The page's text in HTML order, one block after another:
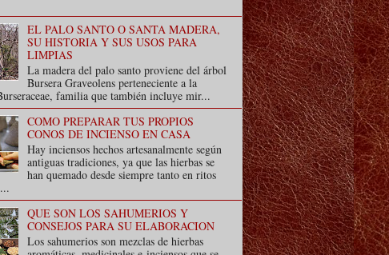
EL PALO SANTO O SANTA MADERA,
SU HISTORIA Y SUS USOS PARA
LIMPIAS
La madera del palo santo proviene del árbol
Bursera Graveolens perteneciente a la
familia que también incluye mir...
COMO PREPARAR TUS PROPIOS
CONOS DE INCIENSO EN CASA
Hay inciensos hechos artesanalmente según
antiguas tradiciones, ya que las hierbas se
han quemado desde siempre tanto en ritos
QUE SON LOS SAHUMERIOS Y
CONSEJOS PARA SU ELABORACION
Los sahumerios son mezclas de hierbas